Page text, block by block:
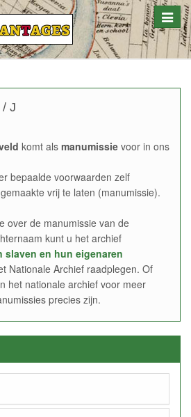
Toggle
J
komt als manumissie voor in ons
bepaalde voorwaarden zelf
vrij te laten (manumissie).
over de manumissie van de
kunt u het archief
slaven en hun eigenaren
Nationale Archief raadplegen. Of
het nationale archief voor meer
precies zijn.